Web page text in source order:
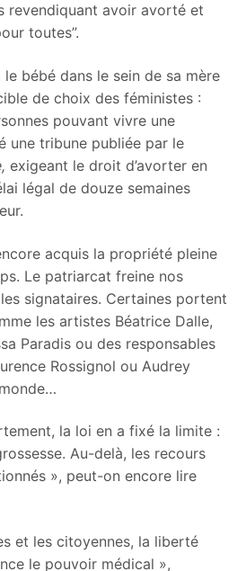
revendiquant avoir avorté et
toutes”.
le bébé dans le sein de sa mère
de choix des féministes :
pouvant vivre une
une tribune publiée par le
exigeant le droit d’avorter en
légal de douze semaines
acquis la propriété pleine
Le patriarcat freine nos
signataires. Certaines portent
les artistes Béatrice Dalle,
Paradis ou des responsables
Rossignol ou Audrey
la loi en a fixé la limite :
Au-delà, les recours
», peut-on encore lire
et les citoyennes, la liberté
le pouvoir médical »,